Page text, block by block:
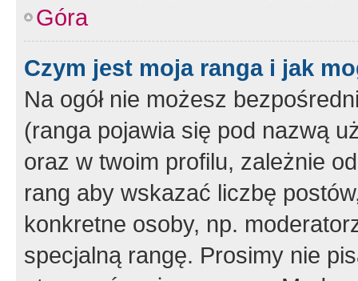
Góra
Czym jest moja ranga i jak
Na ogół nie możesz
(ranga pojawia się pod nazwą
oraz w twoim profilu, zależnie
rang aby wskazać liczbę
konkretne osoby, np.
specjalną rangę. Prosimy nie